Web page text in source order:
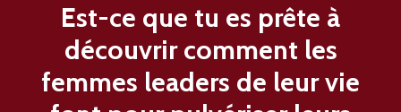
Est-ce que tu es prête à
découvrir comment les
femmes leaders de leur vie